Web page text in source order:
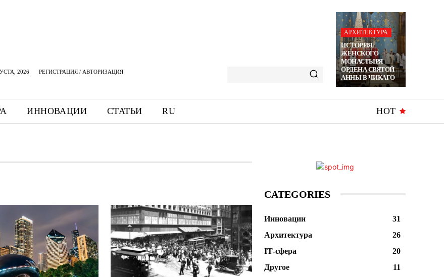
2026 РЕГИСТРАЦИЯ / АВТОРИЗАЦИЯ
АРХИТЕКТУРА
ИСТОРИЯ
ЖЕНСКОГО
МОНАСТЫРЯ
ОРДЕНА СВЯТОЙ
АННЫ В ЧИКАГО
ИННОВАЦИИ СТАТЬИ RU HOT
CATEGORIES
Инновации
31
Архитектура
26
ІТ-сфера
20
Другое
11